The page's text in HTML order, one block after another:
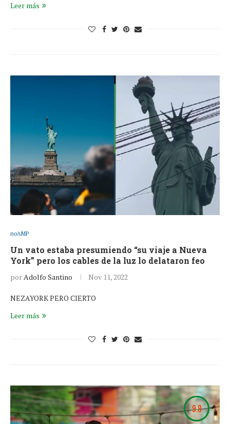
Leer más
noAMP
Un vato estaba presumiendo “su viaje a Nueva
York” pero los cables de la luz lo delataron feo
porAdolfo Santino Nov 11, 2022
NEZAYORK PERO CIERTO
Leer más
9.8